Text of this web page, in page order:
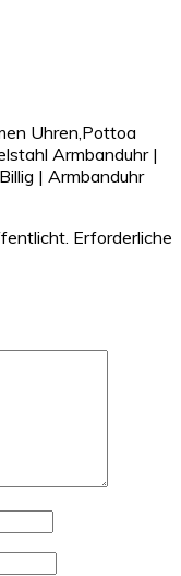
Uhren,Pottoa
Armbanduhr |
| Armbanduhr
Erforderliche